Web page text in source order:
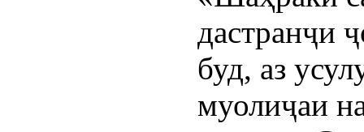
дастранҷи
буд, аз
муолиҷаи